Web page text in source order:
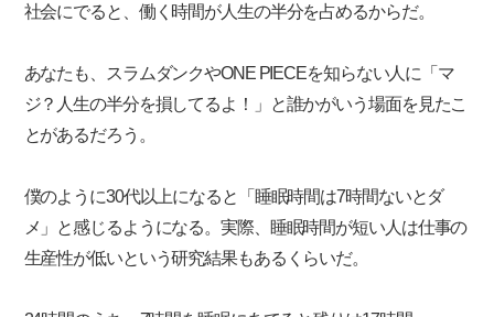
社会にでると、働く時間が人生の半分を占めるからだ。
あなたも、スラムダンクやONE PIECEを知らない人に「マ
ジ？人生の半分を損してるよ！」と誰かがいう場面を見たこ
とがあるだろう。
僕のように30代以上になると「睡眠時間は7時間ないとダ
メ」と感じるようになる。実際、睡眠時間が短い人は仕事の
生産性が低いという研究結果もあるくらいだ。